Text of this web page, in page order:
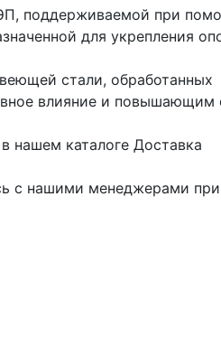
поддерживаемой при
для укрепления
стали, обработанных
влияние и повышающим
нашем каталоге Доставка
с нашими менеджерами